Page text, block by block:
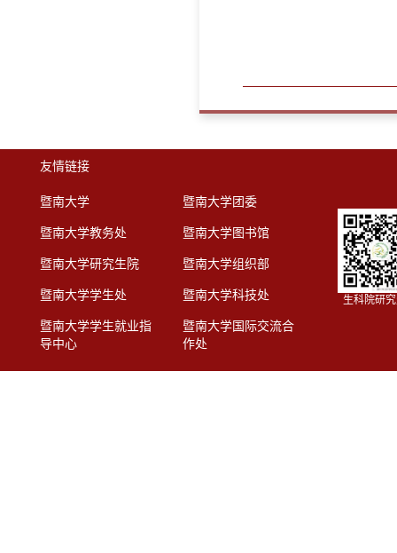
友情链接
暨南大学
暨南大学教务处
暨南大学研究生院
暨南大学学生处
暨南大学学生就业指
导中心
暨南大学团委
暨南大学图书馆
暨南大学组织部
暨南大学科技处
暨南大学国际交流合
作处
生科院研